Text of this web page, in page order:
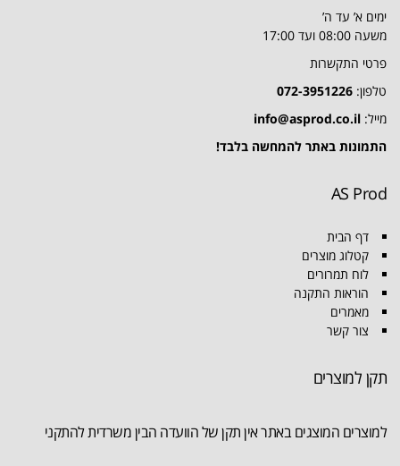
ימים א’ עד ה’
משעה 08:00 ועד 17:00
פרטי התקשרות
טלפון: 072-3951226
מייל: info@asprod.co.il
התמונות באתר להמחשה בלבד!
AS Prod
דף הבית
קטלוג מוצרים
לוח תמרורים
הוראות התקנה
מאמרים
צור קשר
תקן למוצרים
למוצרים המוצגים באתר אין תקן של הוועדה הבין משרדית להתקני